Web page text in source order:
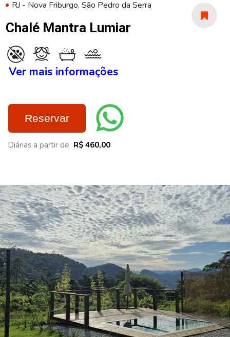
RJ - Nova Friburgo, São Pedro da Serra
Chalé Mantra Lumiar
Ver mais informações
Reservar
Diárias a partir de R$ 460,00